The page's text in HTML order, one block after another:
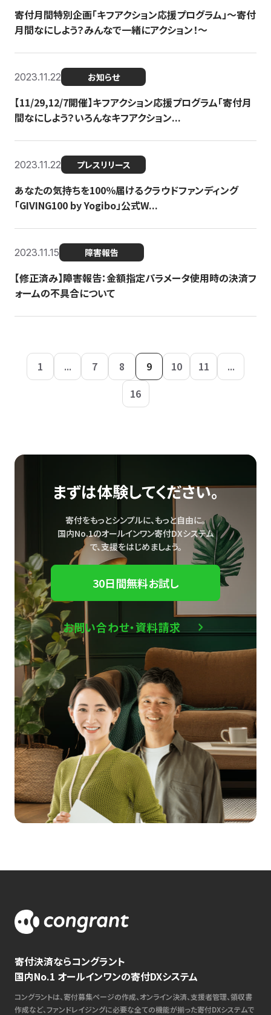
寄付月間特別企画「キフアクション応援プログラム」〜寄付
月間なにしよう？みんなで一緒にアクション！〜
2023.11.22 お知らせ
【11/29,12/7開催】キフアクション応援プログラム「寄付月
間なにしよう？いろんなキフアクション...
2023.11.22 プレスリリース
あなたの気持ちを100％届けるクラウドファンディング
「GIVING100 by Yogibo」公式W...
2023.11.15 障害報告
【修正済み】障害報告：金額指定パラメータ使用時の決済フ
ォームの不具合について
1 ... 7 8 9 10 11
...
16
まずは体験してください。
寄付をもっとシンプルに、もっと自由に。
国内No.1のオールインワン寄付DXシステム
で、支援をはじめましょう。
30日間無料お試し
お問い合わせ・資料請求
寄付決済ならコングラント
国内No.1 オールインワンの寄付DXシステム
コングラントは、寄付募集ページの作成、オンライン決済、支援者管理、領収書
作成など、ファンドレイジングに必要な全ての機能が揃った寄付DXシステムで